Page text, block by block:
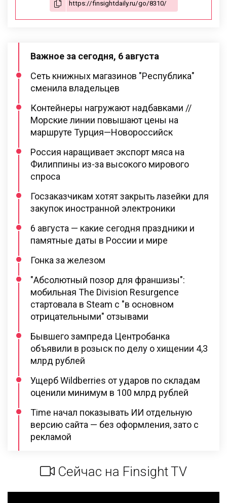
Важное за сегодня, 6 августа
Сеть книжных магазинов "Республика"
сменила владельцев
Контейнеры нагружают надбавками //
Морские линии повышают цены на
маршруте Турция—Новороссийск
Россия наращивает экспорт мяса на
Филиппины из-за высокого мирового
спроса
Госзаказчикам хотят закрыть лазейки для
закупок иностранной электроники
6 августа — какие сегодня праздники и
памятные даты в России и мире
Гонка за железом
"Абсолютный позор для франшизы":
мобильная The Division Resurgence
стартовала в Steam с "в основном
отрицательными" отзывами
Бывшего зампреда Центробанка
объявили в розыск по делу о хищении 4,3
млрд рублей
Ущерб Wildberries от ударов по складам
оценили минимум в 100 млрд рублей
Time начал показывать ИИ отдельную
версию сайта — без оформления, зато с
рекламой
Сейчас на Finsight TV